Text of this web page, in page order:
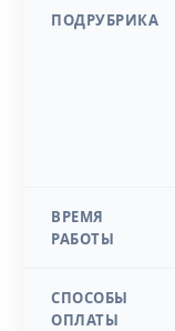
ПОДРУБРИКА
ВРЕМЯ
РАБОТЫ
СПОСОБЫ
ОПЛАТЫ